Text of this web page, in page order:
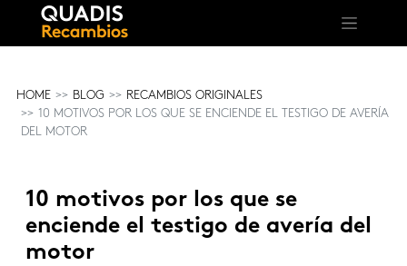
HOME BLOG
RECAMBIOS ORIGINALES
10 MOTIVOS POR LOS QUE SE ENCIENDE EL TESTIGO DE AVERÍA
DEL MOTOR
10 motivos por los que se
enciende el testigo de avería del
motor